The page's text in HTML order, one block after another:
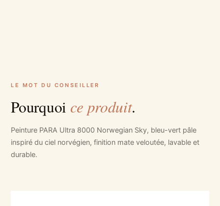
LE MOT DU CONSEILLER
Pourquoi ce produit.
Peinture PARA Ultra 8000 Norwegian Sky, bleu-vert pâle
inspiré du ciel norvégien, finition mate veloutée, lavable et
durable.